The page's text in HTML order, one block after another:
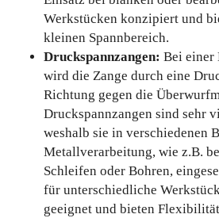
Werkstücken konzipiert und
kleinen Spannbereich.
Druckspannzangen: Bei einer
wird die Zange durch eine
Richtung gegen die
Druckspannzangen sind sehr
weshalb sie in verschiedenen
Metallverarbeitung, wie z.B.
Schleifen oder Bohren,
für unterschiedliche
geeignet und bieten